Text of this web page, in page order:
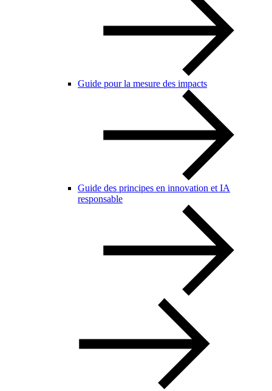
Guide pour la mesure des impacts
Guide des principes en innovation et IA
responsable